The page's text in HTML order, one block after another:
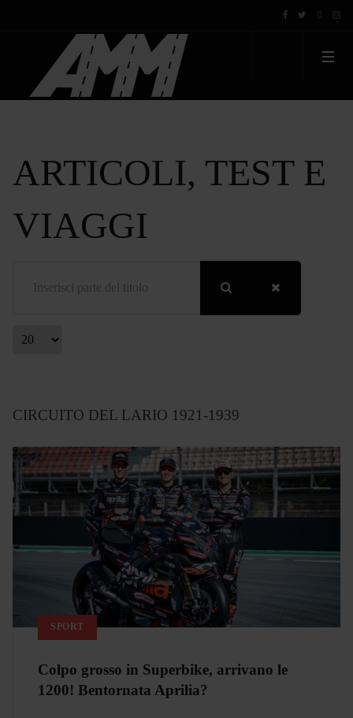
ARTICOLI, TEST E
VIAGGI
Visualizza #
CIRCUITO DEL LARIO 1921-1939
SPORT
Colpo grosso in Superbike, arrivano le
1200! Bentornata Aprilia?